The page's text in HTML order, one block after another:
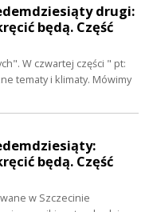
drugi:
będą. Część
W czwartej części " pt:
tematy i klimaty. Mówimy
będą. Część
w Szczecinie